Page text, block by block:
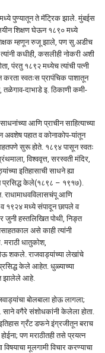
पुण्यातून ते मॅट्रिक झाले. मुंबईस
शिक्षण घेऊन १८९० मध्ये
म्हणून रुजू झाले, पण सु.अडीच
कधीही, कसलीही नोकरी अशी
पंरतु १८९२ मध्येच त्यांची पत्नी
करता स्वतःस प्रापंचिक पाशातून
दाभाडे इ. ठिकाणी कमी-
आणि प्राचीन साहित्याच्या
अवशेष पहात व कोनाकोप-यांतून
सुरू होते. १८९४ पासून स्वतः
विश्ववृत्त, सरस्वती मंदिर,
इतिहासाची साधने ह्या
प्रसिद्ध केले(१८९८ – १९१७).
राधामाधवविलासचंपू आणि
१९२४ मध्ये संपादून छापले व
जुनी हस्तलिखित पोथी, निङ्त
असे काही त्यांनी
मराठी धातुकोश,
होऊ शकले. राजवाड्यांच्या लेखांचे
केले आहेत. धुळ्याच्या
झालेले आहे.
बोलबाला होऊ लागला;
साने वगैरे संशोधकांनी केलेला होता.
इतिहास ग्रँट डफने इंग्रजीतून बराच
पण मराठीतही तसे प्रयत्न
मूलगामी विचार करण्याचा